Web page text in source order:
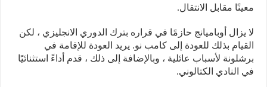
معينًا مقابل الانتقال.
لا يزال أوباميانج حازمًا في قراره بترك الدوري الانجليزي ، لكن
القيام بذلك للعودة إلى كامب نو. يريد العودة للإقامة في
برشلونة لأسباب عائلية ، وبالإضافة إلى ذلك ، قدم أداءً استثنائيًا
في النادي الكتالوني.